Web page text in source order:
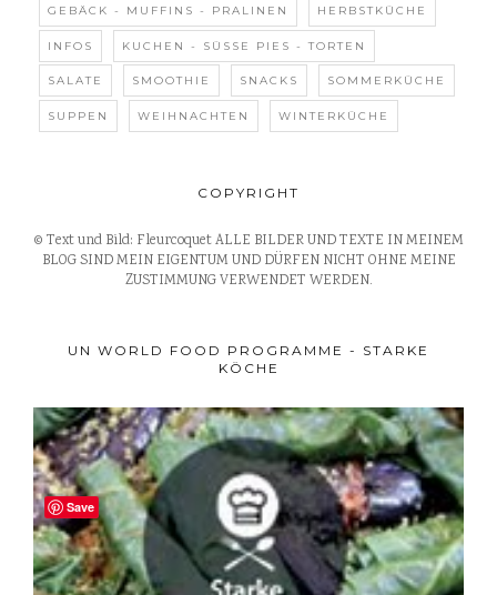
GEBÄCK - MUFFINS - PRALINEN HERBSTKÜCHE
INFOS KUCHEN - SÜSSE PIES - TORTEN
SALATE SMOOTHIE SNACKS SOMMERKÜCHE
SUPPEN WEIHNACHTEN WINTERKÜCHE
COPYRIGHT
© Text und Bild: Fleurcoquet ALLE BILDER UND TEXTE IN MEINEM
BLOG SIND MEIN EIGENTUM UND DÜRFEN NICHT OHNE MEINE
ZUSTIMMUNG VERWENDET WERDEN.
UN WORLD FOOD PROGRAMME - STARKE
KÖCHE
Save